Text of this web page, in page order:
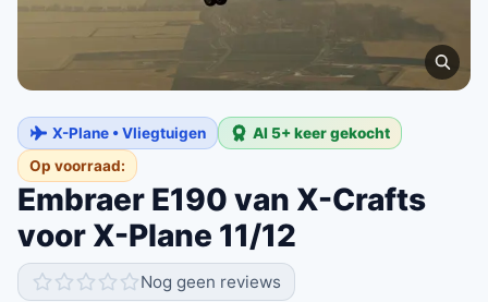
X-Plane • Vliegtuigen
Al 5+ keer gekocht
Op voorraad:
Embraer E190 van X-Crafts
voor X-Plane 11/12
Nog geen reviews